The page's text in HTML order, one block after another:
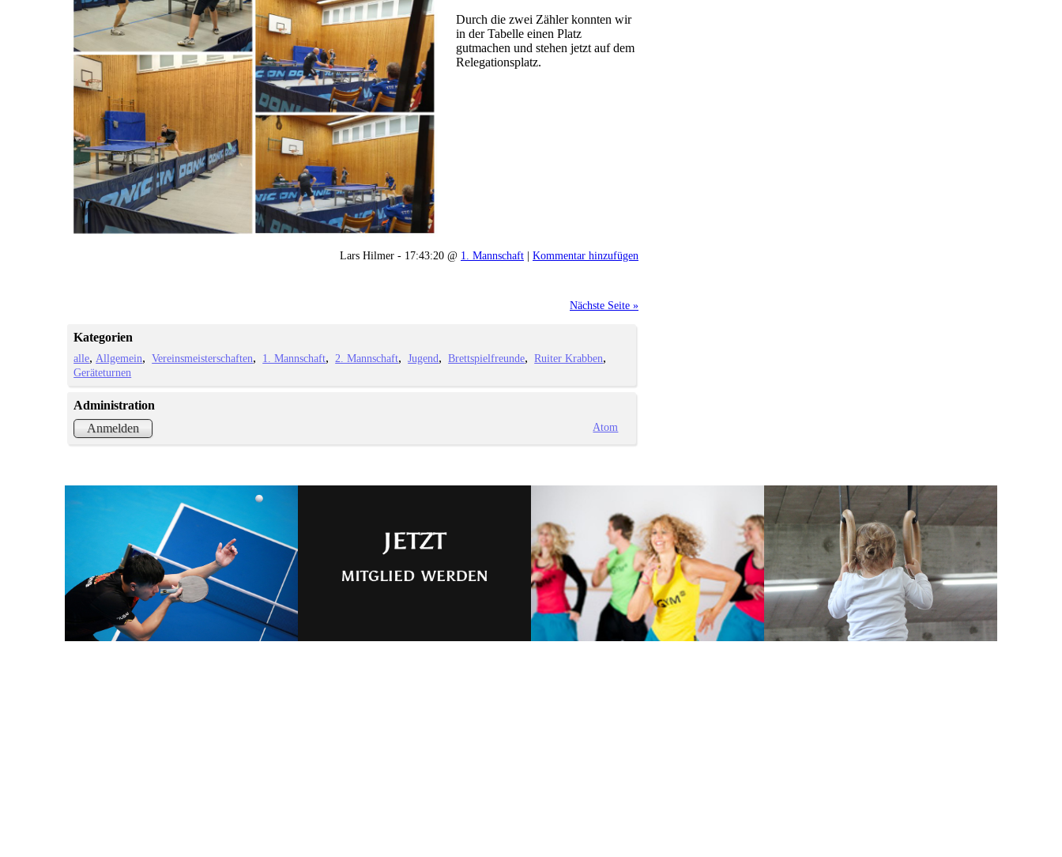
Durch die zwei Zähler konnten wir
in der Tabelle einen Platz
gutmachen und stehen jetzt auf dem
Relegationsplatz.
Lars Hilmer - 17:43:20 @ 1. Mannschaft | Kommentar hinzufügen
Nächste Seite »
Kategorien
alle Allgemein Vereinsmeisterschaften 1. Mannschaft 2. Mannschaft Jugend Brettspielfreunde
Ruiter Krabben
Geräteturnen
Administration
Anmelden
Atom